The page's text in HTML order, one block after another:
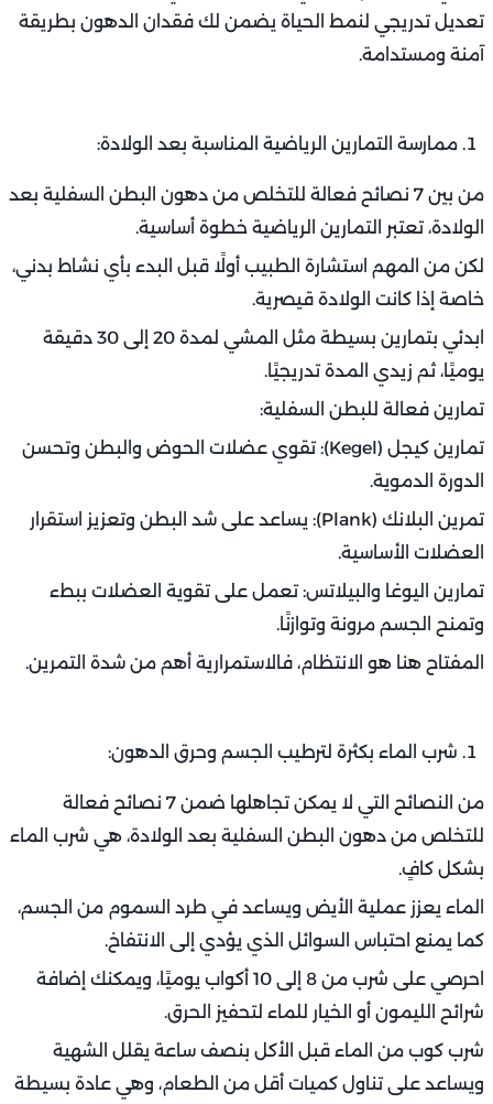
تعديل تدريجي لنمط الحياة يضمن لك فقدان الدهون بطريقة
آمنة ومستدامة.
ممارسة التمارين الرياضية المناسبة بعد الولادة:
من بين 7 نصائح فعالة للتخلص من دهون البطن السفلية بعد
الولادة، تعتبر التمارين الرياضية خطوة أساسية.
لكن من المهم استشارة الطبيب أولًا قبل البدء بأي نشاط بدني،
خاصة إذا كانت الولادة قيصرية.
ابدئي بتمارين بسيطة مثل المشي لمدة 20 إلى 30 دقيقة
يوميًا، ثم زيدي المدة تدريجيًا.
تمارين فعالة للبطن السفلية:
تمارين كيجل (Kegel): تقوي عضلات الحوض والبطن وتحسن
الدورة الدموية.
تمرين البلانك (Plank): يساعد على شد البطن وتعزيز استقرار
العضلات الأساسية.
تمارين اليوغا والبيلاتس: تعمل على تقوية العضلات ببطء
وتمنح الجسم مرونة وتوازنًا.
المفتاح هنا هو الانتظام، فالاستمرارية أهم من شدة التمرين.
شرب الماء بكثرة لترطيب الجسم وحرق الدهون:
من النصائح التي لا يمكن تجاهلها ضمن 7 نصائح فعالة
للتخلص من دهون البطن السفلية بعد الولادة، هي شرب الماء
بشكل كافٍ.
الماء يعزز عملية الأيض ويساعد في طرد السموم من الجسم،
كما يمنع احتباس السوائل الذي يؤدي إلى الانتفاخ.
احرصي على شرب من 8 إلى 10 أكواب يوميًا، ويمكنك إضافة
شرائح الليمون أو الخيار للماء لتحفيز الحرق.
شرب كوب من الماء قبل الأكل بنصف ساعة يقلل الشهية
ويساعد على تناول كميات أقل من الطعام، وهي عادة بسيطة